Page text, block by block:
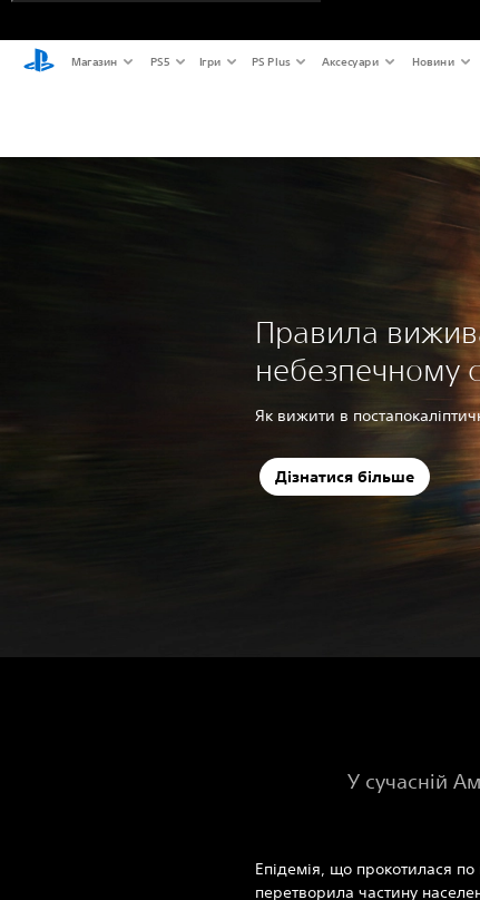
Магазин PS5 Ігри PS Plus Аксесуари Новини
Правила
небезпечному
Як вижити в
Дізнатися більше
У сучасній
Епідемія, що прокотилася по
перетворила частину